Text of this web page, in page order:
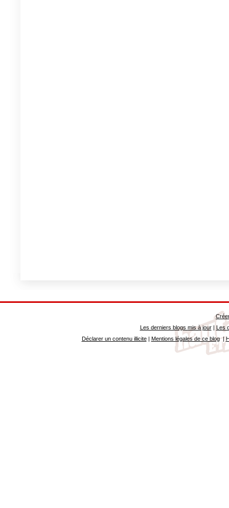
Les derniers blogs mis à jour| Les
Déclarer un contenu illicite| Mentions légales de ce blog|